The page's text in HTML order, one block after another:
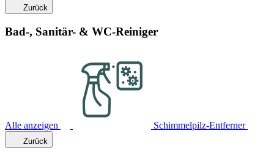
Zurück
Bad-, Sanitär- & WC-Reiniger
Alle anzeigen Schimmelpilz-Entferner
Zurück